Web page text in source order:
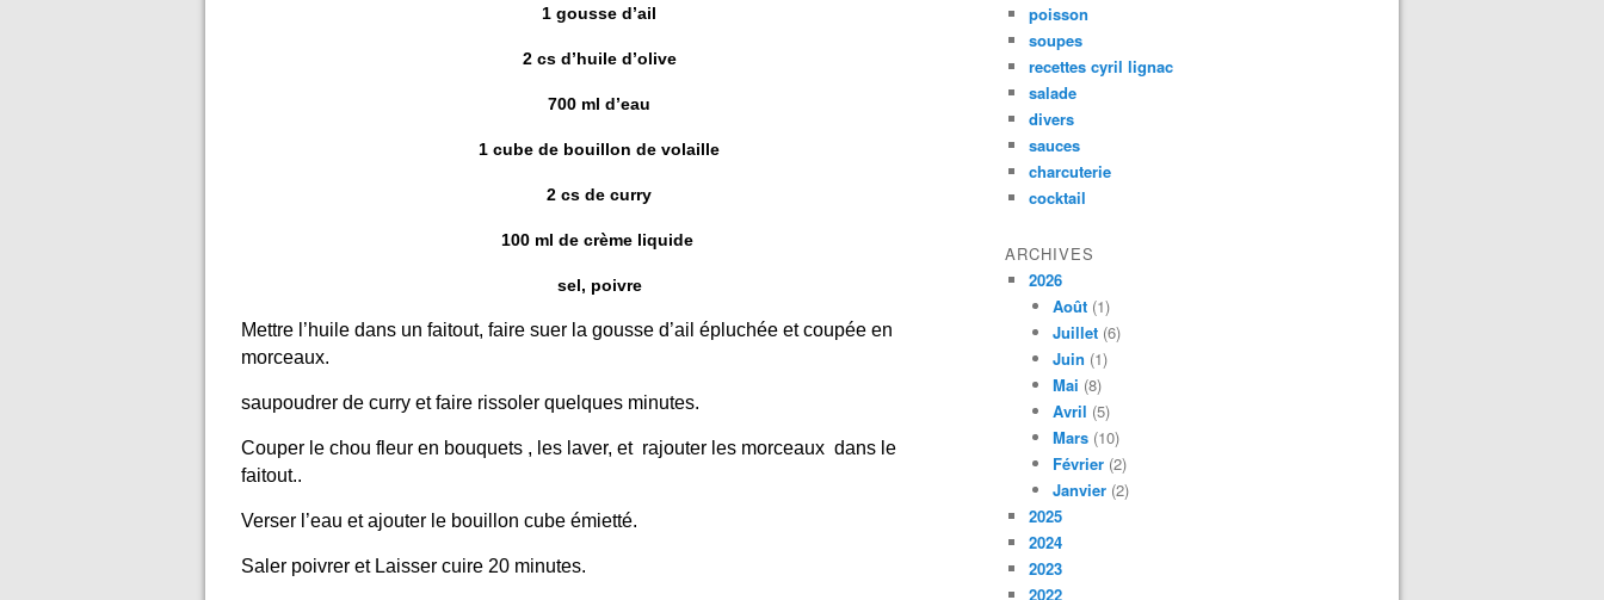
1 gousse d’ail
2 cs d’huile d’olive
700 ml d’eau
1 cube de bouillon de volaille
2 cs de curry
100 ml de crème liquide
sel, poivre
Mettre l’huile dans un faitout, faire suer la gousse d’ail épluchée et coupée en
morceaux.
saupoudrer de curry et faire rissoler quelques minutes.
Couper le chou fleur en bouquets , les laver, et rajouter les morceaux dans le
faitout..
Verser l’eau et ajouter le bouillon cube émietté.
Saler poivrer et Laisser cuire 20 minutes.
poisson
soupes
recettes cyril lignac
salade
divers
sauces
charcuterie
cocktail
ARCHIVES
2026
Août (1)
Juillet (6)
Juin (1)
Mai (8)
Avril (5)
Mars (10)
Février (2)
Janvier (2)
2025
2024
2023
2022